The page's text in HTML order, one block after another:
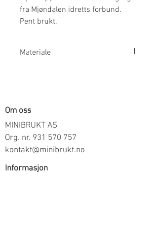
fra Mjøndalen idretts forbund.
Pent brukt.
Materiale
Om oss
MINIBRUKT AS
Org. nr. 931 570 757
kontakt@minibrukt.no
Informasjon